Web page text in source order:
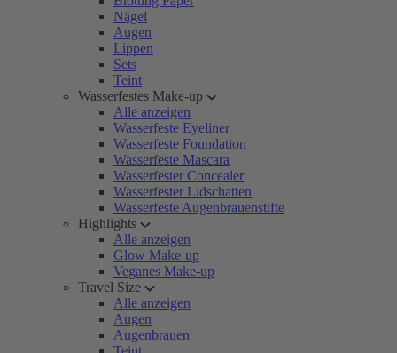
Nägel
Augen
Lippen
Sets
Teint
Wasserfestes Make-up
Alle anzeigen
Wasserfeste Eyeliner
Wasserfeste Foundation
Wasserfeste Mascara
Wasserfester Concealer
Wasserfester Lidschatten
Wasserfeste Augenbrauenstifte
Highlights
Alle anzeigen
Glow Make-up
Veganes Make-up
Travel Size
Alle anzeigen
Augen
Augenbrauen